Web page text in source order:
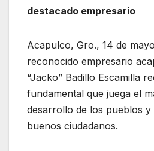
destacado empresario
Acapulco, Gro., 14 de
reconocido empresario
“Jacko” Badillo Escamilla
fundamental que juega el
desarrollo de los pueblos
buenos ciudadanos.